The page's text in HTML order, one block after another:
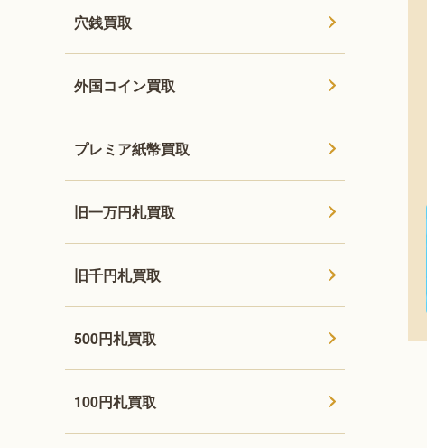
穴銭買取
外国コイン買取
プレミア紙幣買取
旧一万円札買取
旧千円札買取
500円札買取
100円札買取